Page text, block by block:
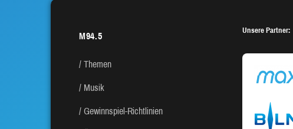
M94.5
Themen
Musik
Gewinnspiel-Richtlinien
Unsere Partner: